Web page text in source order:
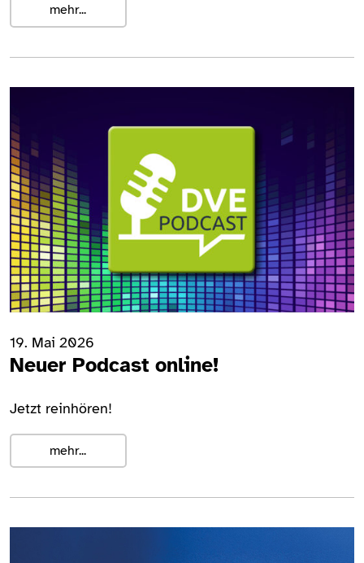
mehr...
19. Mai 2026
Neuer Podcast online!
Jetzt reinhören!
mehr...